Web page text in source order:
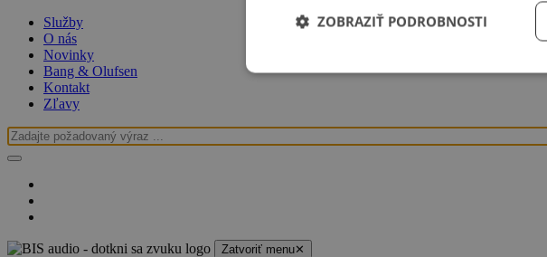
Služby
O nás
Novinky
Bang & Olufsen
Kontakt
Zľavy
Zatvoriť menu✕
ZOBRAZIŤ PODROBNOSTI